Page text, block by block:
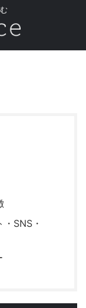
SNS・